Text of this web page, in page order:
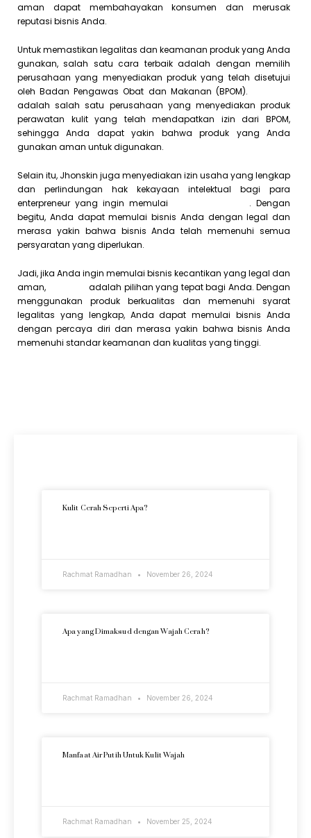
aman dapat membahayakan konsumen dan merusak
reputasi bisnis Anda.
Untuk memastikan legalitas dan keamanan produk yang Anda
gunakan, salah satu cara terbaik adalah dengan memilih
perusahaan yang menyediakan produk yang telah disetujui
oleh Badan Pengawas Obat dan Makanan (BPOM).
adalah salah satu perusahaan yang menyediakan produk
perawatan kulit yang telah mendapatkan izin dari BPOM,
sehingga Anda dapat yakin bahwa produk yang Anda
gunakan aman untuk digunakan.
Selain itu, Jhonskin juga menyediakan izin usaha yang lengkap
dan perlindungan hak kekayaan intelektual bagi para
enterpreneur yang ingin memulai
. Dengan
begitu, Anda dapat memulai bisnis Anda dengan legal dan
merasa yakin bahwa bisnis Anda telah memenuhi semua
persyaratan yang diperlukan.
Jadi, jika Anda ingin memulai bisnis kecantikan yang legal dan
aman,
adalah pilihan yang tepat bagi Anda. Dengan
menggunakan produk berkualitas dan memenuhi syarat
legalitas yang lengkap, Anda dapat memulai bisnis Anda
dengan percaya diri dan merasa yakin bahwa bisnis Anda
memenuhi standar keamanan dan kualitas yang tinggi.
Kulit Cerah Seperti Apa?
Rachmat Ramadhan November 26, 2024
Apa yang Dimaksud dengan Wajah Cerah?
Rachmat Ramadhan November 26, 2024
Manfaat Air Putih Untuk Kulit Wajah
Rachmat Ramadhan November 25, 2024